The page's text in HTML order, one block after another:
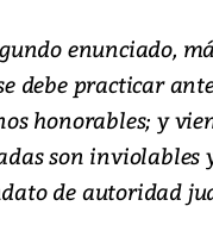
enunciado,
debe practicar
honorables; y
son inviolables
de autoridad